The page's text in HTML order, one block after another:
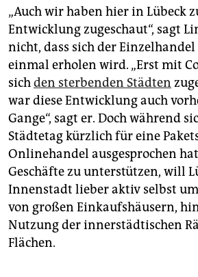
„Auch wir haben hier in Lübeck
Entwicklung zugeschaut“, sagt
nicht, dass sich der
einmal erholen wird. „Erst mit
sichden sterbenden Städten
war diese Entwicklung auch
Gange“, sagt er. Doch während
Städtetag kürzlich für eine
Onlinehandel ausgesprochen
Geschäfte zu unterstützen, will
Innenstadt lieber aktiv selbst
von großen Einkaufshäusern,
Nutzung der innerstädtischen
Flächen.